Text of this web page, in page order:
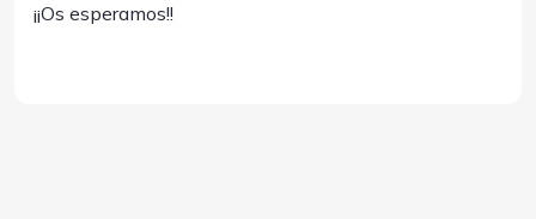
¡¡Os esperamos!!